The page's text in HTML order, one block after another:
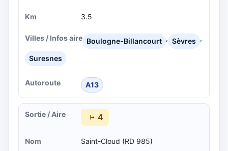
3.5
Boulogne-Billancourt , Sèvres ,
Suresnes
A13
4
Saint-Cloud (RD 985)